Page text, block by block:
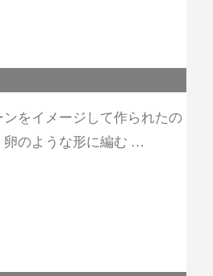
をイメージして作られたの
卵のような形に編む …